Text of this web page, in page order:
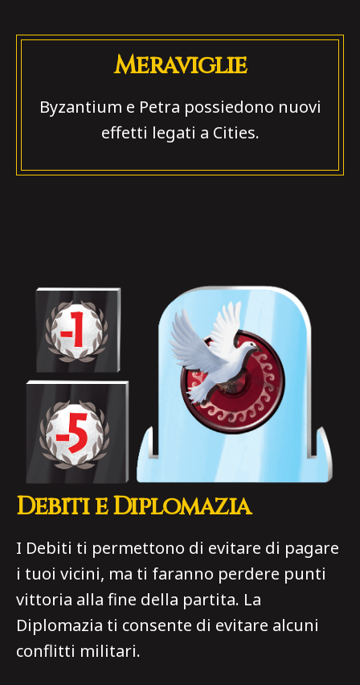
Meraviglie
Byzantium e Petra possiedono nuovi
effetti legati a Cities.
Debiti e Diplomazia
I Debiti ti permettono di evitare di pagare
i tuoi vicini, ma ti faranno perdere punti
vittoria alla fine della partita. La
Diplomazia ti consente di evitare alcuni
conflitti militari.